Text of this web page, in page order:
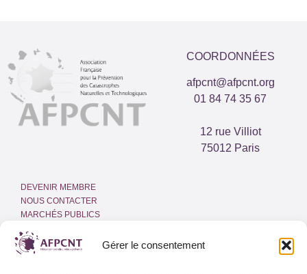
Gérer le consentement
COORDONNÉES
afpcnt@afpcnt.org
01 84 74 35 67
12 rue Villiot
75012 Paris
DEVENIR MEMBRE
NOUS CONTACTER
MARCHÉS PUBLICS
INTRANET